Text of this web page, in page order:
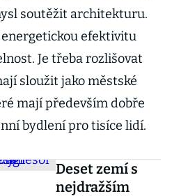
soutěžit architekturu.
efektivitu
Je třeba rozlišovat
sloužit jako městské
mají především dobře
bydlení pro tisíce lidí.
Deset zemí s
nejdražším